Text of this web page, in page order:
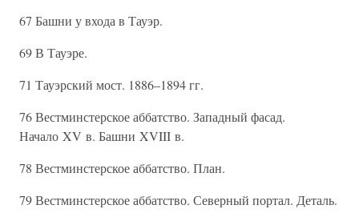
67 Башни у входа в Тауэр.
69 В Тауэре.
71 Тауэрский мост. 1886–1894 гг.
76 Вестминстерское аббатство. Западный фасад.
Начало XV в. Башни XVIII в.
78 Вестминстерское аббатство. План.
79 Вестминстерское аббатство. Северный портал. Деталь.